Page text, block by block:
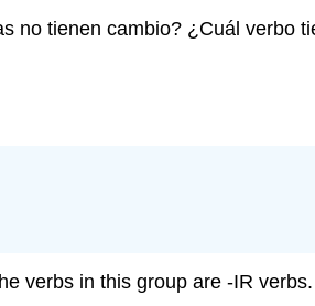
no tienen cambio? ¿Cuál verbo
verbs in this group are -IR verbs.